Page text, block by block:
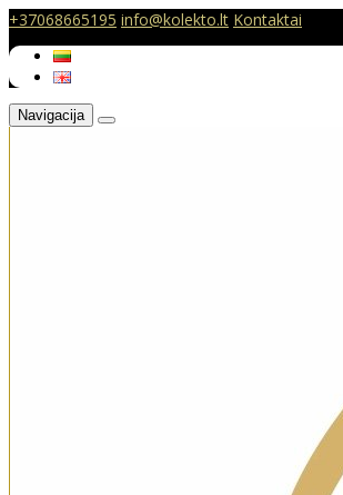
+37068665195 info@kolekto.lt Kontaktai
Navigacija